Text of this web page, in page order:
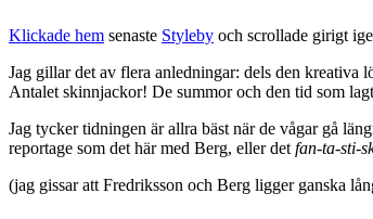
Klickade hem senaste Styleby och scrollade girigt
Jag gillar det av flera anledningar: dels den kreativa
Antalet skinnjackor! De summor och den tid som
Jag tycker tidningen är allra bäst när de vågar gå
reportage som det här med Berg, eller det fan-ta-sti-
(jag gissar att Fredriksson och Berg ligger ganska